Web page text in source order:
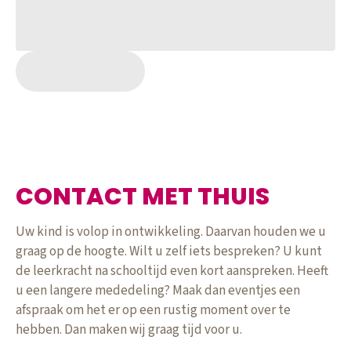
CONTACT MET THUIS
Uw kind is volop in ontwikkeling. Daarvan houden we u
graag op de hoogte. Wilt u zelf iets bespreken? U kunt
de leerkracht na schooltijd even kort aanspreken. Heeft
u een langere mededeling? Maak dan eventjes een
afspraak om het er op een rustig moment over te
hebben. Dan maken wij graag tijd voor u.